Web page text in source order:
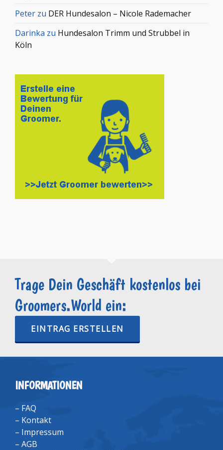
Peter zu DER Hundesalon – Nicole Rademacher
Darinka zu Hundesalon Trimm und Strubbel in
Köln
Trage Dein Geschäft kostenlos bei
Groomers.World ein:
EINTRAG ERSTELLEN
INFORMATIONEN
– FAQ
– Kontakt
– Impressum
– AGB